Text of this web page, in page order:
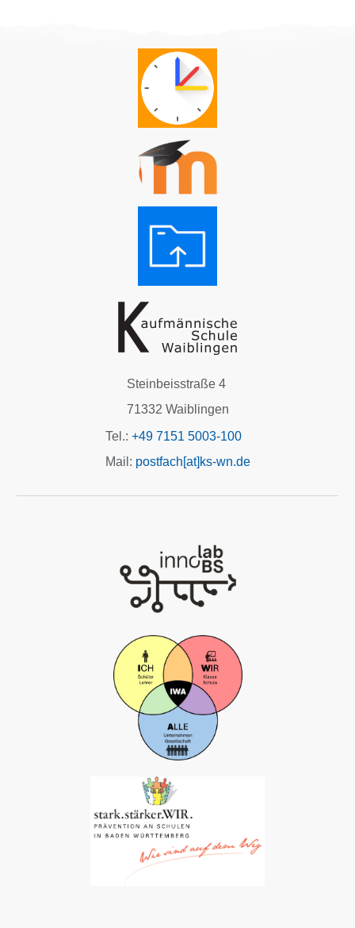
Steinbeisstraße 4
71332 Waiblingen
Tel.: +49 7151 5003-100
Mail: postfach[at]ks-wn.de